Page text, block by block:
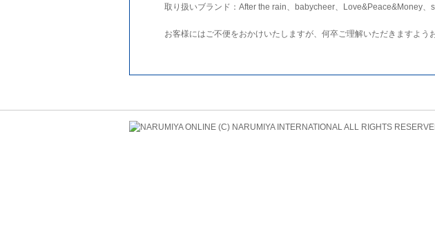
取り扱いブランド：After the rain、babycheer、Love&Peace&Money、
お客様にはご不便をおかけいたしますが、何卒ご理解いただきますよう